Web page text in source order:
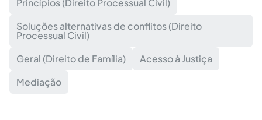
Princípios (Direito Processual Civil)
Soluções alternativas de conflitos (Direito
Processual Civil)
Geral (Direito de Família)
Acesso à Justiça
Mediação